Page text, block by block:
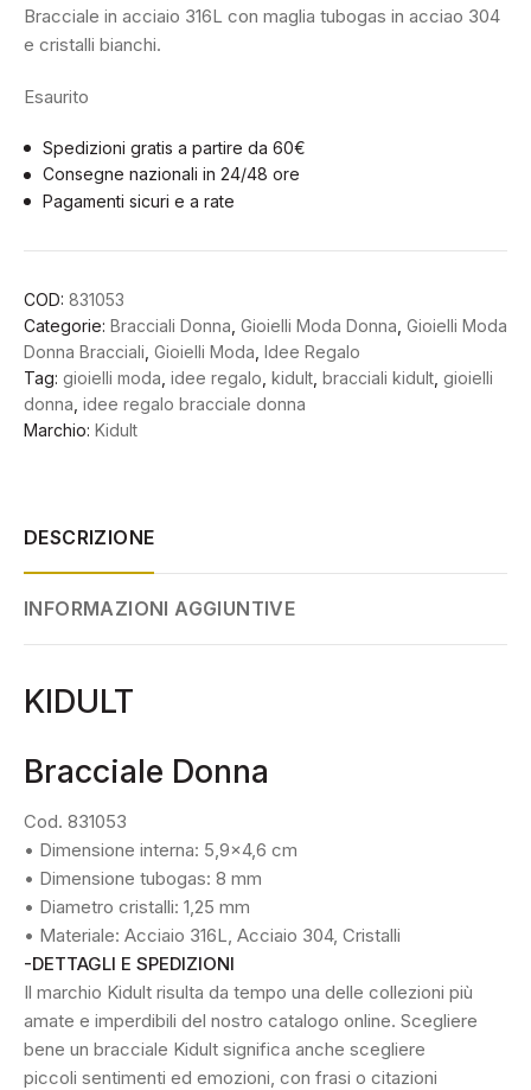
Bracciale in acciaio 316L con maglia tubogas in acciao 304
e cristalli bianchi.
Esaurito
Spedizioni gratis a partire da 60€
Consegne nazionali in 24/48 ore
Pagamenti sicuri e a rate
COD: 831053
Categorie: Bracciali Donna Gioielli Moda Donna Gioielli Moda
Donna Bracciali Gioielli Moda Idee Regalo
Tag: gioielli moda idee regalo kidult bracciali kidult gioielli
donna idee regalo bracciale donna
Marchio: Kidult
DESCRIZIONE
INFORMAZIONI AGGIUNTIVE
KIDULT
Bracciale Donna
Cod. 831053
• Dimensione interna: 5,9×4,6 cm
• Dimensione tubogas: 8 mm
• Diametro cristalli: 1,25 mm
• Materiale: Acciaio 316L, Acciaio 304, Cristalli
-DETTAGLI E SPEDIZIONI
Il marchio Kidult risulta da tempo una delle collezioni più
amate e imperdibili del nostro catalogo online. Scegliere
bene un bracciale Kidult significa anche scegliere
piccoli sentimenti ed emozioni, con frasi o citazioni